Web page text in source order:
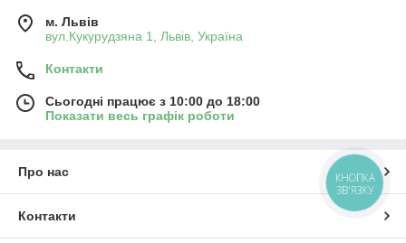
м. Львів
вул.Кукурудзяна 1, Львів, Україна
Контакти
Сьогодні працює з 10:00 до 18:00
Показати весь графік роботи
Про нас
Контакти
КНОПКА
ЗВ'ЯЗКУ